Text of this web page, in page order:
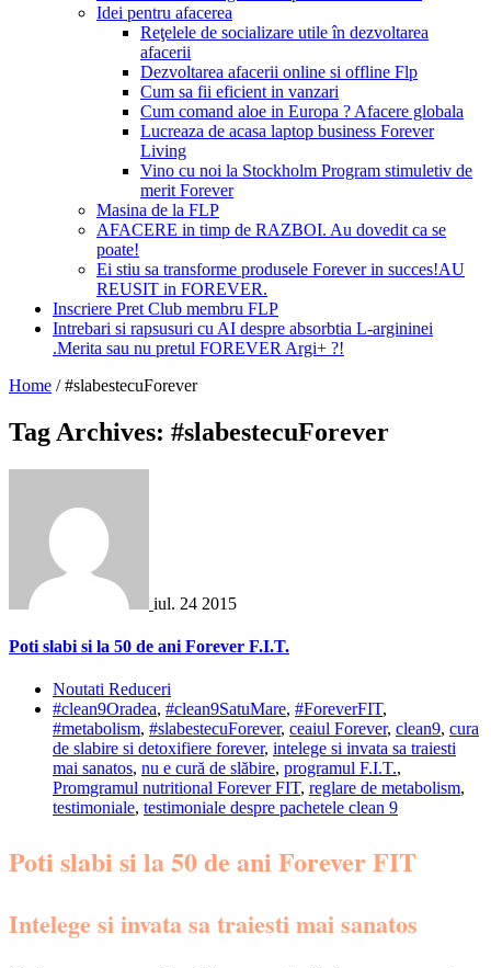
Idei pentru afacerea
Reţelele de socializare utile în dezvoltarea
afacerii
Dezvoltarea afacerii online si offline Flp
Cum sa fii eficient in vanzari
Cum comand aloe in Europa ? Afacere globala
Lucreaza de acasa laptop business Forever
Living
Vino cu noi la Stockholm Program stimuletiv de
merit Forever
Masina de la FLP
AFACERE in timp de RAZBOI. Au dovedit ca se
poate!
Ei stiu sa transforme produsele Forever in succes!AU
REUSIT in FOREVER.
Inscriere Pret Club membru FLP
Intrebari si rapsusuri cu AI despre absorbtia L-argininei
.Merita sau nu pretul FOREVER Argi+ ?!
Home / #slabestecuForever
Tag Archives: #slabestecuForever
iul. 24 2015
Poti slabi si la 50 de ani Forever F.I.T.
Noutati Reduceri
#clean9Oradea, #clean9SatuMare, #ForeverFIT,
#metabolism, #slabestecuForever, ceaiul Forever, clean9, cura
de slabire si detoxifiere forever, intelege si invata sa traiesti
mai sanatos, nu e cură de slăbire, programul F.I.T.,
Promgramul nutritional Forever FIT, reglare de metabolism,
testimoniale, testimoniale despre pachetele clean 9
Poti slabi si la 50 de ani Forever FIT
Intelege si invata sa traiesti mai sanatos